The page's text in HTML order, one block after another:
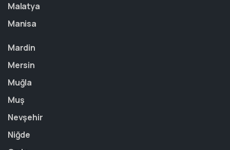
Malatya
Manisa
Mardin
Mersin
Muğla
Muş
Nevşehir
Niğde